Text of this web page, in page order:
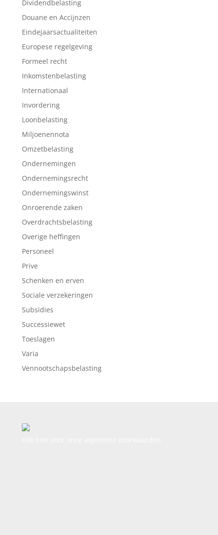
Dividendbelasting
Douane en Accijnzen
Eindejaarsactualiteiten
Europese regelgeving
Formeel recht
Inkomstenbelasting
Internationaal
Invordering
Loonbelasting
Miljoenennota
Omzetbelasting
Ondernemingen
Ondernemingsrecht
Ondernemingswinst
Onroerende zaken
Overdrachtsbelasting
Overige heffingen
Personeel
Prive
Schenken en erven
Sociale verzekeringen
Subsidies
Successiewet
Toeslagen
Varia
Vennootschapsbelasting